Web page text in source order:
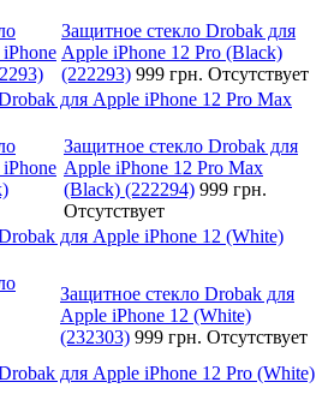
Защитное стекло Drobak для
Apple iPhone 12 Pro (Black)
(222293) 999 грн. Отсутствует
для Apple iPhone 12 Pro Max
Защитное стекло Drobak для
Apple iPhone 12 Pro Max
(Black) (222294) 999 грн.
Отсутствует
для Apple iPhone 12 (White)
Защитное стекло Drobak для
Apple iPhone 12 (White)
(232303) 999 грн. Отсутствует
для Apple iPhone 12 Pro (White)